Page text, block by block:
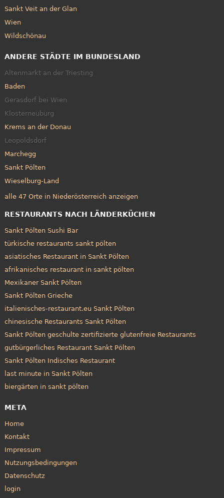
Sankt Veit an der Glan
Wien
Wildschönau
ANDERE STÄDTE IM BUNDESLAND
Altenmarkt an der Triesting
Baden
Gerasdorf bei Wien
Klosterneuburg
Krems an der Donau
Leopoldsdorf
Marchegg
Sankt Pölten
Wieselburg-Land
alle 47 Orte in Niederösterreich anzeigen
RESTAURANTS NACH LÄNDERKÜCHEN
Sankt Pölten Sushi Bar
türkische restaurants sankt pölten
asiatisches Restaurant in Sankt Pölten
afrikanisches restaurant in sankt pölten
Mexikaner Sankt Pölten
Sankt Pölten Grieche
italienisches-restaurant.eu Sankt Pölten
chinesische Restaurants Sankt Pölten
Sankt Pölten geschulte zertifizierte glutenfreie Restaurants
gutbürgerliches Restaurant Sankt Pölten
Sankt Pölten Indisches Restaurant
last minute in Sankt Pölten
biergärten in sankt pölten
META
Home
Kontakt
Impressum
Nutzungsbedingungen
Datenschutz
login